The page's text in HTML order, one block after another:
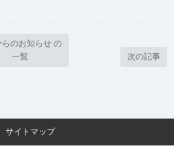
らのお知らせ の
一覧
次の記事
サイトマップ